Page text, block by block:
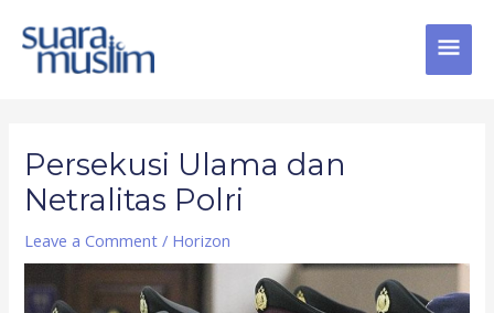
content
Persekusi Ulama dan
Netralitas Polri
Leave a Comment / Horizon